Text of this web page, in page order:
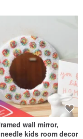
wall mirror,
kids room decor